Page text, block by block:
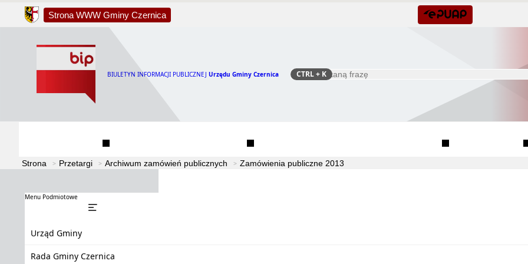
Strona WWW Gminy Czernica
BIULETYN INFORMACJI PUBLICZNEJ Urzędu Gminy Czernica Szukaj
CTRL+ K
Strona Przetargi Archiwum zamówień publicznych Zamówienia publiczne 2013
Menu Podmiotowe
Urząd Gminy
Rada Gminy Czernica